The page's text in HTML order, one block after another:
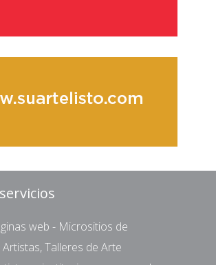
web - Micrositios de
Talleres de Arte